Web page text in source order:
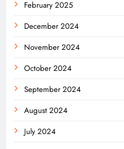
February 2025
December 2024
November 2024
October 2024
September 2024
August 2024
July 2024